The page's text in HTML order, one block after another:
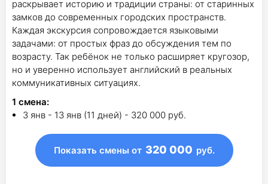
раскрывает историю и традиции страны: от старинных
замков до современных городских пространств.
Каждая экскурсия сопровождается языковыми
задачами: от простых фраз до обсуждения тем по
возрасту. Так ребёнок не только расширяет кругозор,
но и уверенно использует английский в реальных
коммуникативных ситуациях.
1 смена:
3 янв - 13 янв (11 дней) - 320 000 руб.
Показать смены от 320 000 руб.